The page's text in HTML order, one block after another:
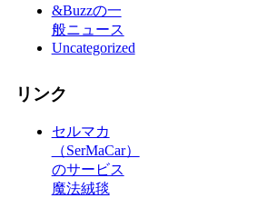
&Buzzの一
般ニュース
Uncategorized
リンク
セルマカ
（SerMaCar）
のサービス
魔法絨毯